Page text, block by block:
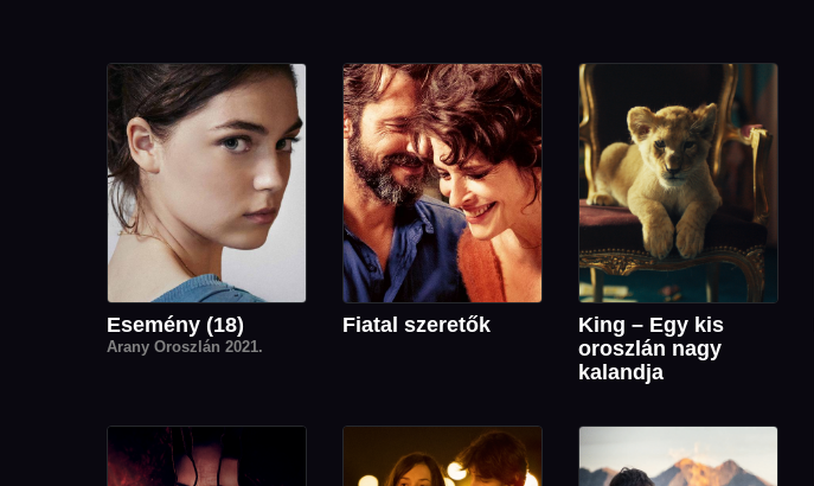
Esemény (18)
Arany Oroszlán 2021.
Fiatal szeretők
King – Egy kis
oroszlán nagy
kalandja